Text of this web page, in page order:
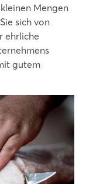
Mengen
sich von
ehrliche
gutem